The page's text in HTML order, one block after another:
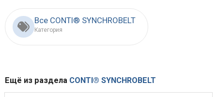
Все CONTI® SYNCHROBELT
Категория
Ещё из раздела CONTI® SYNCHROBELT